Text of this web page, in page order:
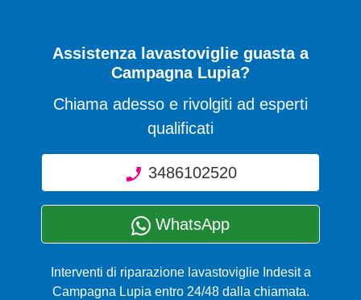
Assistenza lavastoviglie guasta a
Campagna Lupia?
Chiama adesso e rivolgiti ad esperti
qualificati
3486102520
WhatsApp
Interventi di riparazione lavastoviglie Indesit a
Campagna Lupia entro 24/48 dalla chiamata.